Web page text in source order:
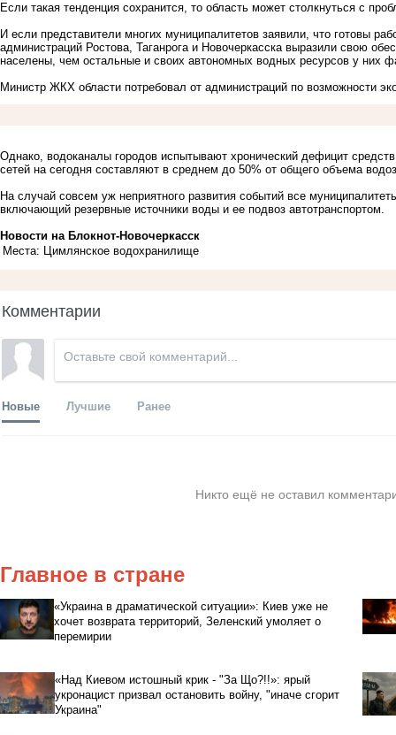
Если такая тенденция сохранится, то область может столкнуться с
И если представители многих муниципалитетов заявили, что готовы
администраций Ростова, Таганрога и Новочеркасска выразили свою
населены, чем остальные и своих автономных водных ресурсов у них
Министр ЖКХ области потребовал от администраций по возможности
Однако, водоканалы городов испытывают хронический дефицит
сетей на сегодня составляют в среднем до 50% от общего объема
На случай совсем уж неприятного развития событий все
включающий резервные источники воды и ее подвоз автотранспортом.
Новости на Блoкнoт-Новочеркасск
Места: Цимлянское водохранилище
Комментарии
Новые Лучшие Ранее
Никто ещё не оставил
Главное в стране
«Украина в драматической ситуации»: Киев уже не
хочет возврата территорий, Зеленский умоляет о
перемирии
«Над Киевом истошный крик - "За Що?!!»: ярый
укронацист призвал остановить войну, "иначе сгорит
Украина"